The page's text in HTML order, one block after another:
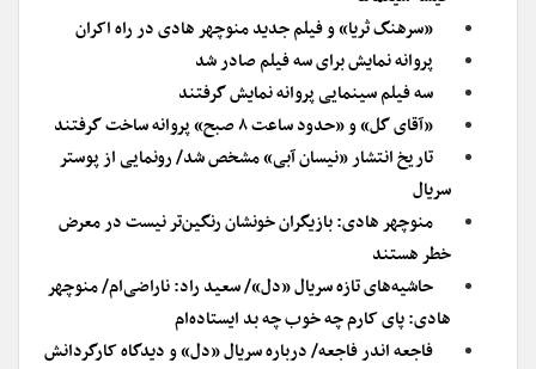
«سرهنگ ثریا» و فیلم جدید منوچهر هادی در راه اکران
پروانه نمایش برای سه فیلم صادر شد
سه فیلم سینمایی پروانه نمایش گرفتند
«آقای گل» و «حدود ساعت ۸ صبح» پروانه ساخت گرفتند
تاریخ انتشار «نیسان آبی» مشخص شد/ رونمایی از پوستر
سریال
منوچهر هادی: بازیگران خونشان رنگین‌تر نیست در معرض
خطر هستند
حاشیه‌های تازه سریال «دل»/ سعید راد: ناراضی‌ام/ منوچهر
هادی: پای کارم چه خوب چه بد ایستاده‌ام
فاجعه اندر فاجعه/ درباره سریال «دل» و دیدگاه کارگردانش